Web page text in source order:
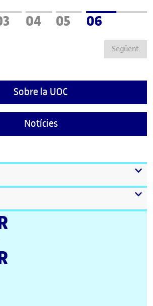
Pàgina
04 Pàgina
05 Pàgina
06
Següent
Sobre la UOC
Notícies